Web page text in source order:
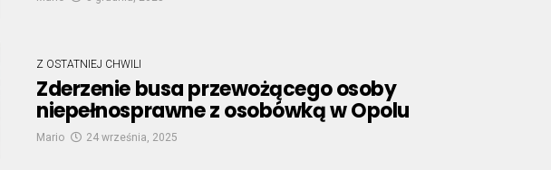
Z OSTATNIEJ CHWILI
Zderzenie busa przewożącego osoby
niepełnosprawne z osobówką w Opolu
Mario 24 września, 2025